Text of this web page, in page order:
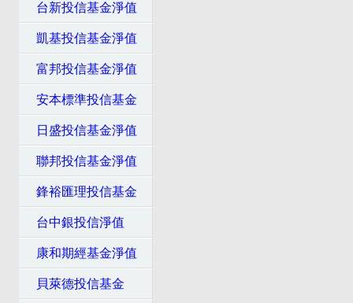
台新投信基金淨值
凱基投信基金淨值
富邦投信基金淨值
安本標準投信基金
日盛投信基金淨值
聯邦投信基金淨值
鋒裕匯理投信基金
台中銀投信淨值
康和期經基金淨值
貝萊德投信基金